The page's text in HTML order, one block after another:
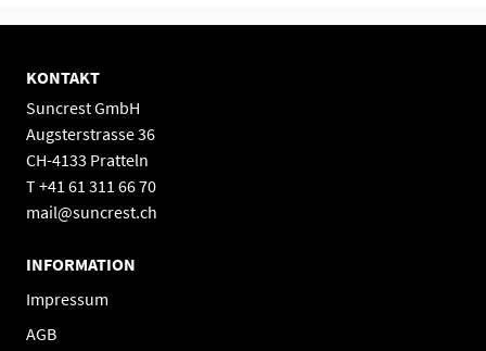
KONTAKT
Suncrest GmbH
Augsterstrasse 36
CH-4133 Pratteln
T +41 61 311 66 70
mail@suncrest.ch
INFORMATION
Impressum
AGB